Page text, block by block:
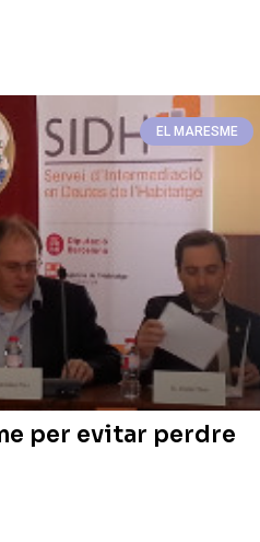
EL MARESME
per evitar perdre